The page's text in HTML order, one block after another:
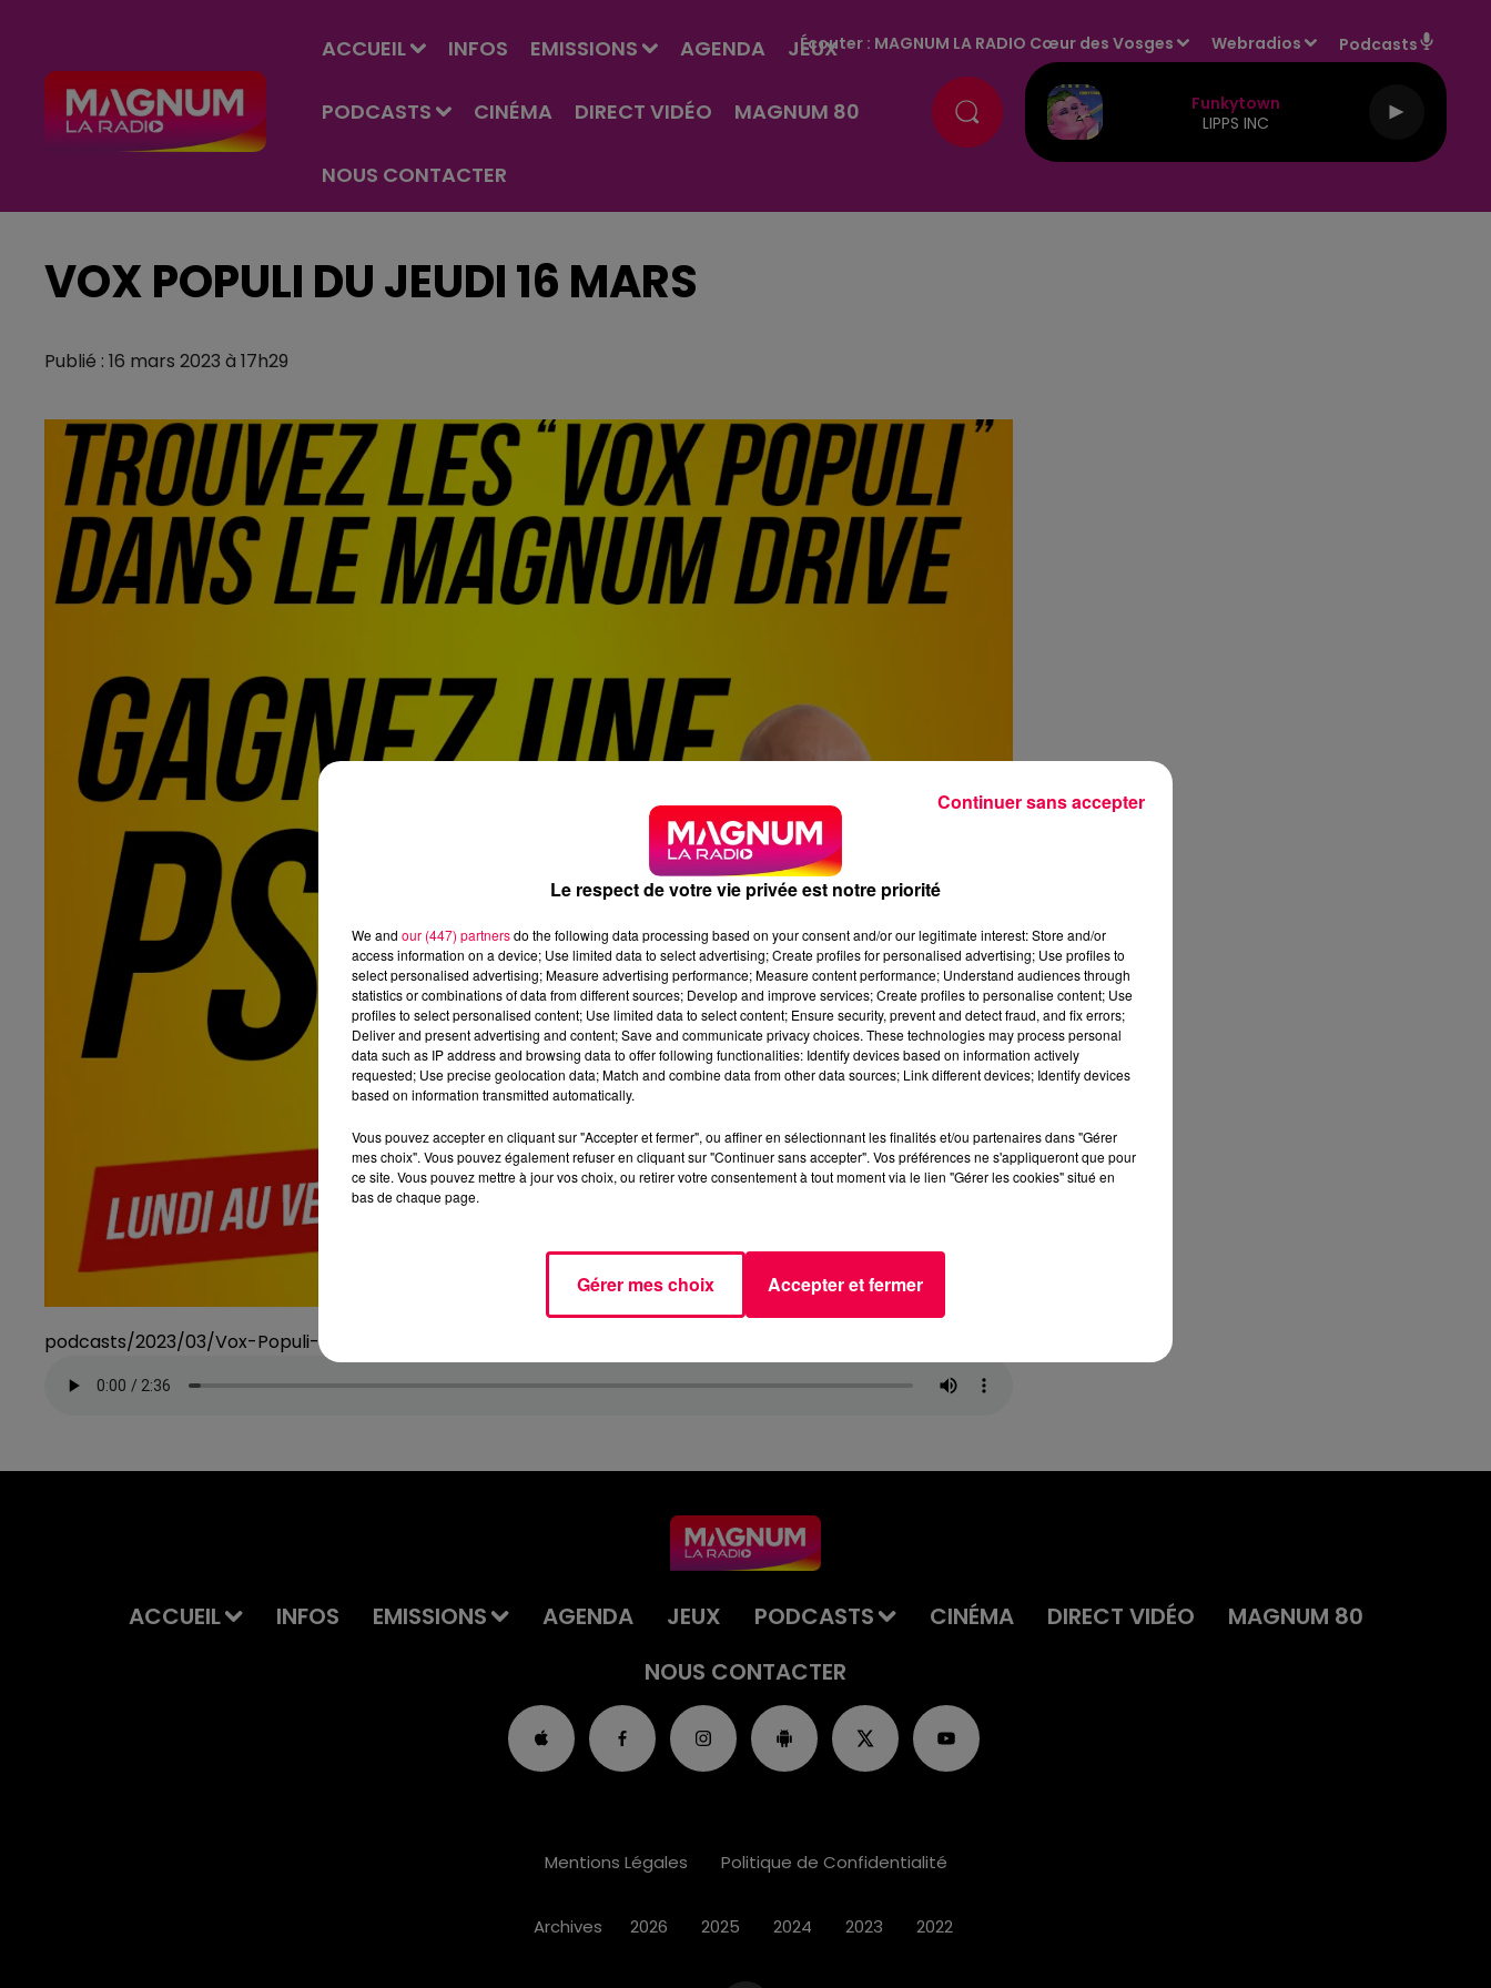
ACCUEIL INFOS EMISSIONS AGENDA JEUX
PODCASTS CINÉMA DIRECT VIDÉO MAGNUM 80
NOUS CONTACTER
Écouter : MAGNUM LA RADIO Cœur des Vosges Webradios Podcasts
Funkytown
LIPPS INC
VOX POPULI DU JEUDI 16 MARS
Publié : 16 mars 2023 à 17h29
podcasts/2023/03/Vox-Populi-du-jeudi-16-mars-2.mp3
ACCUEIL INFOS EMISSIONS AGENDA JEUX PODCASTS CINÉMA DIRECT VIDÉO
MAGNUM 80
NOUS CONTACTER
Mentions Légales Politique de Confidentialité
Archives 2026 2025 2024 2023 2022
Le respect de votre vie privée est notre priorité
We and our (447) partnersdo the following data processing based on your consent and/or our legitimate interest: Store and/or
access information on a device; Use limited data to select advertising; Create profiles for personalised advertising; Use profiles to
select personalised advertising; Measure advertising performance; Measure content performance; Understand audiences through
statistics or combinations of data from different sources; Develop and improve services; Create profiles to personalise content; Use
profiles to select personalised content; Use limited data to select content; Ensure security, prevent and detect fraud, and fix errors;
Deliver and present advertising and content; Save and communicate privacy choices. These technologies may process personal
data such as IP address and browsing data to offer following functionalities: Identify devices based on information actively
requested; Use precise geolocation data; Match and combine data from other data sources; Link different devices; Identify devices
based on information transmitted automatically.
Vous pouvez accepter en cliquant sur "Accepter et fermer", ou affiner en sélectionnant les finalités et/ou partenaires dans "Gérer
mes choix". Vous pouvez également refuser en cliquant sur "Continuer sans accepter". Vos préférences ne s'appliqueront que pour
ce site. Vous pouvez mettre à jour vos choix, ou retirer votre consentement à tout moment via le lien "Gérer les cookies" situé en
bas de chaque page.
Gérer mes choix Accepter et fermer
Continuer sans accepter